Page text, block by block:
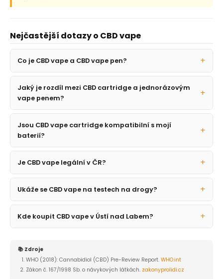
Nejčastější dotazy o CBD vape
Co je CBD vape a CBD vape pen?
Jaký je rozdíl mezi CBD cartridge a jednorázovým
vape penem?
Jsou CBD vape cartridge kompatibilní s mojí
baterií?
Je CBD vape legální v ČR?
Ukáže se CBD vape na testech na drogy?
Kde koupit CBD vape v Ústí nad Labem?
📚 Zdroje
WHO (2018): Cannabidiol (CBD) Pre-Review Report. WHO.int
Zákon č. 167/1998 Sb. o návykových látkách. zakonyprolidi.cz